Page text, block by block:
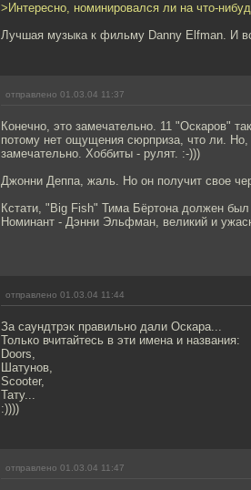
>Интересно, номинировался ли на что-
Лучшая музыка к фильму Danny Elfman. И
отправлено 01.03.04 11:37
Конечно, это замечательно. 11 "Оскаров"
потому нет ощущения сюрприза, что ли. Но,
замечательно. Хоббиты - рулят. :-)))
Джонни Деппа, жаль. Но он получит свое
Кстати, "Big Fish" Тима Бёртона должен
Номинант - Дэнни Эльфман, великий и
отправлено 01.03.04 11:44
За саундтрэк правильно дали Оскара...
Только вчитайтесь в эти имена и названия:
Doors,
Шатунов,
Scooter,
Тату...
:))))
отправлено 01.03.04 11:47